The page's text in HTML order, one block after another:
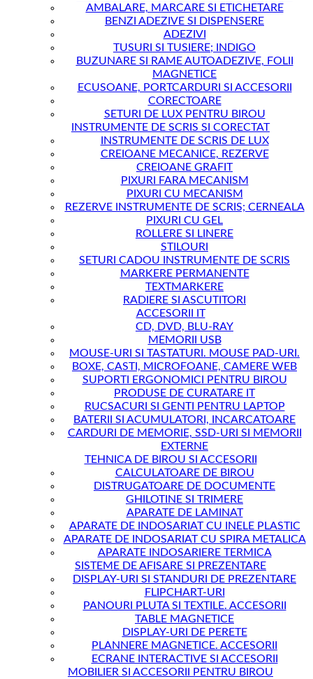
AMBALARE, MARCARE SI ETICHETARE
BENZI ADEZIVE SI DISPENSERE
ADEZIVI
TUSURI SI TUSIERE; INDIGO
BUZUNARE SI RAME AUTOADEZIVE, FOLII
MAGNETICE
ECUSOANE, PORTCARDURI SI ACCESORII
CORECTOARE
SETURI DE LUX PENTRU BIROU
INSTRUMENTE DE SCRIS SI CORECTAT
INSTRUMENTE DE SCRIS DE LUX
CREIOANE MECANICE, REZERVE
CREIOANE GRAFIT
PIXURI FARA MECANISM
PIXURI CU MECANISM
REZERVE INSTRUMENTE DE SCRIS; CERNEALA
PIXURI CU GEL
ROLLERE SI LINERE
STILOURI
SETURI CADOU INSTRUMENTE DE SCRIS
MARKERE PERMANENTE
TEXTMARKERE
RADIERE SI ASCUTITORI
ACCESORII IT
CD, DVD, BLU-RAY
MEMORII USB
MOUSE-URI SI TASTATURI. MOUSE PAD-URI.
BOXE, CASTI, MICROFOANE, CAMERE WEB
SUPORTI ERGONOMICI PENTRU BIROU
PRODUSE DE CURATARE IT
RUCSACURI SI GENTI PENTRU LAPTOP
BATERII SI ACUMULATORI, INCARCATOARE
CARDURI DE MEMORIE, SSD-URI SI MEMORII
EXTERNE
TEHNICA DE BIROU SI ACCESORII
CALCULATOARE DE BIROU
DISTRUGATOARE DE DOCUMENTE
GHILOTINE SI TRIMERE
APARATE DE LAMINAT
APARATE DE INDOSARIAT CU INELE PLASTIC
APARATE DE INDOSARIAT CU SPIRA METALICA
APARATE INDOSARIERE TERMICA
SISTEME DE AFISARE SI PREZENTARE
DISPLAY-URI SI STANDURI DE PREZENTARE
FLIPCHART-URI
PANOURI PLUTA SI TEXTILE. ACCESORII
TABLE MAGNETICE
DISPLAY-URI DE PERETE
PLANNERE MAGNETICE. ACCESORII
ECRANE INTERACTIVE SI ACCESORII
MOBILIER SI ACCESORII PENTRU BIROU